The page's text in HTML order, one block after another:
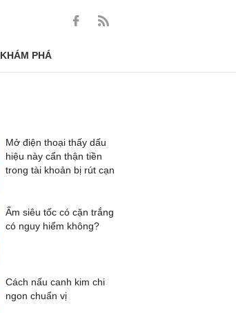
KHÁM PHÁ
Mở điện thoại thấy dấu
hiệu này cẩn thận tiền
trong tài khoản bị rút cạn
Ấm siêu tốc có cặn trắng
có nguy hiểm không?
Cách nấu canh kim chi
ngon chuẩn vị